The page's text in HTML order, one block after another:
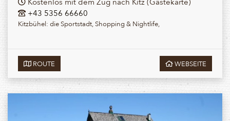
+43 5356 66660
Kitzbühel: die Sportstadt, Shopping & Nightlife,
ROUTE WEBSEITE